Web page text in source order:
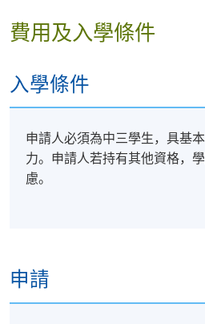
雲⾝份
費⽤估算
系統通知
12. 軟件開發及運營的配合
什麼是DevOps？
學銜
費用及入學條件
入學條件
申請人必須為中三學生，具基
力。申請人若持有其他資格，
慮。
申請